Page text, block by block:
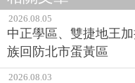
2026.08.05
中正學區、雙捷地王
族回防北市蛋黃區
2026.08.03